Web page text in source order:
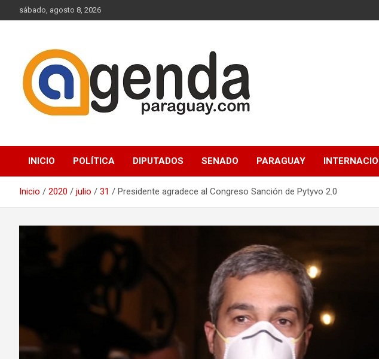
al
sábado, agosto 8, 2026
Agenda Paraguay
INICIO POLÍTICA DIPUTADOS SENADO PARAGUAY
Inicio 2020 julio 31 Presidente agradece al Congreso Sanción de Pytyvo 2.0